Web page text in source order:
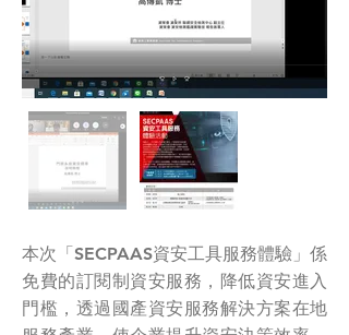
本次「SECPAAS資安工具服務體驗」係
免費的訂閱制資安服務，降低資安進入
門檻，透過國產資安服務解決方案在地